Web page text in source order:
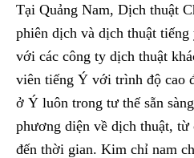
Tại Quảng Nam, Dịch thuật
phiên dịch và dịch thuật
với các công ty dịch thuật
viên tiếng Ý với trình độ cao
ở Ý luôn trong tư thế sẵn
phương diện về dịch thuật,
đến thời gian. Kim chỉ nam